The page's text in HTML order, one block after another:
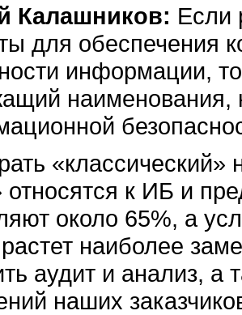
Калашников: Если
для обеспечения
информации,
наименования,
«классический»
относятся к ИБ и
около 65%, а
наиболее
аудит и анализ, а
наших